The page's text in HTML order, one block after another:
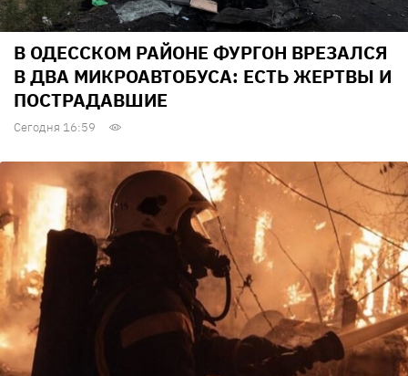
В ОДЕССКОМ РАЙОНЕ ФУРГОН ВРЕЗАЛСЯ
В ДВА МИКРОАВТОБУСА: ЕСТЬ ЖЕРТВЫ И
ПОСТРАДАВШИЕ
Сегодня 16:59